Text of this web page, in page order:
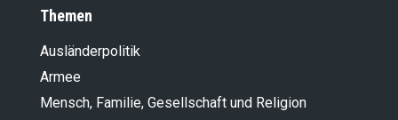
Themen
Ausländer­politik
Armee
Mensch, Familie, Gesellschaft und Religion